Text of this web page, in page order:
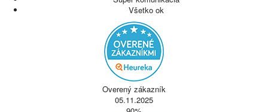
Všetko ok
Overený zákazník
05.11.2025